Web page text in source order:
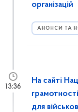
організацій
АНОНСИ ТА
На сайті
для
13:36